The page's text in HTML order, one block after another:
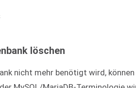
löschen
nicht mehr benötigt wird,